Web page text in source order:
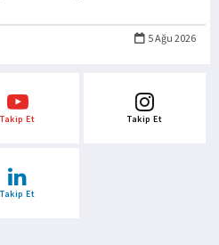
5 Ağu 2026
Takip Et Takip Et
Takip Et